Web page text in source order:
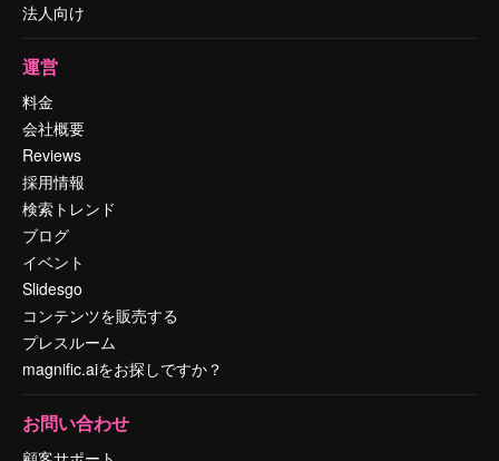
法人向け
運営
料金
会社概要
Reviews
採用情報
検索トレンド
ブログ
イベント
Slidesgo
コンテンツを販売する
プレスルーム
magnific.aiをお探しですか？
お問い合わせ